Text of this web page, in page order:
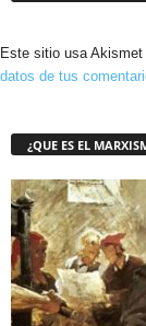
Este sitio usa Akismet
datos de tus
¿QUE ES EL